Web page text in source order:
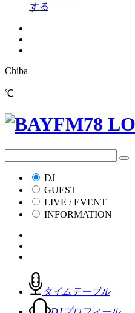
する
Chiba
℃
DJ
GUEST
LIVE / EVENT
INFORMATION
タイムテーブル